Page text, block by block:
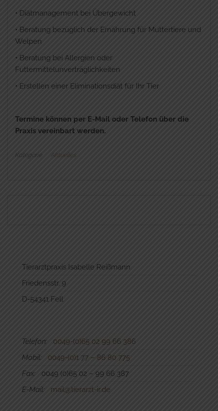
• Diätmanagement bei Übergewicht
• Beratung bezüglich der Ernährung für Muttertiere und
Welpen
• Beratung bei Allergien oder
Futtermittelunverträglichkeiten
• Erstellen einer Eliminationsdiät für Ihr Tier
Termine können per E-Mail oder Telefon über die
Praxis vereinbart werden.
Kategorie Aktuelles
Tierarztpraxis Isabelle Reißmann
Friedensstr. 9
D-54341 Fell
Telefon:
0049-(0)65 02 99 66 386
Mobil:
0049-(0)1 77 – 86 80 775
Fax:
0049 (0)65 02 – 99 66 387
E-Mail:
mail@tierarzt-ir.de